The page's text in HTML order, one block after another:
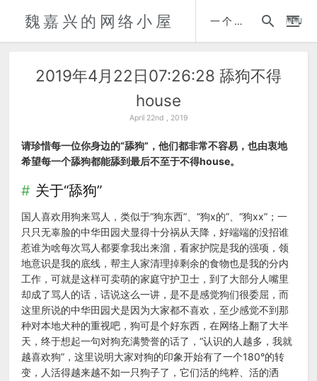
魏嘉兴的网络小屋 一个人的自传 时间轴
2019年4月22日07:26:28 舔狗不得
house
April 22nd , 2019
请珍惜每一位你身边的“舔狗”，他们都非常不容易，也由衷地
希望每一个舔狗都能舔到最后不至于不得house。
关于“舔狗”
国人喜欢用狗来骂人，类似于“狗东西”、“狗x的”、“狗xx”；一
只只无辜脸的中华田园犬显得十分祸从天降，好端端的没招谁
惹谁为啥每次骂人都要拿我出来溜，看家护院是我的强项，领
地意识是我的底线，帮主人家清理掉剩余的食物也是我的分内
工作，可就是这样可卖萌的家庭守护卫士，到了大部分人嘴里
却成了骂人的话，话说这么一讲，是不是感觉狗们很委屈，而
这里所说的中华田园犬是因为大家都不喜欢，至少感觉不到那
种对本地犬种的重视吧，狗可是个好东西，在网络上翻了大半
天，终于想起一句对狗充满赞誉的话了，“认识的人越多，我就
越喜欢狗”，这里说明大家对狗的印象开始有了一个180°的转
变，人活得越来越不如一只狗子了，它们活的纯粹、活的洒